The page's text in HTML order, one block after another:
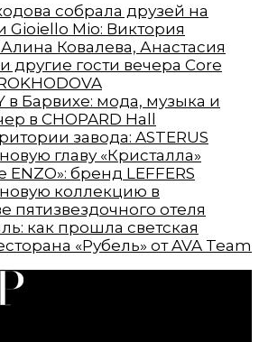
собрала друзей на
Gioiello Mio: Виктория
Ковалева, Анастасия
другие гости вечера Core
в Барвихе: мода, музыка и
в CHOPARD Hall
завода: ASTERUS
главу «Кристалла»
ENZO»: бренд LEFFERS
коллекцию в
пятизвездочного отеля
как прошла светская
«Рубель» от AVA Team